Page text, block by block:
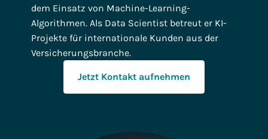
dem Einsatz von Machine-Learning-
Algorithmen. Als Data Scientist betreut er KI-
Projekte für internationale Kunden aus der
Versicherungsbranche.
Jetzt Kontakt aufnehmen